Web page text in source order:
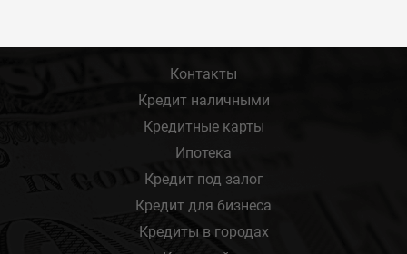
Контакты
Кредит наличными
Кредитные карты
Ипотека
Кредит под залог
Кредит для бизнеса
Кредиты в городах